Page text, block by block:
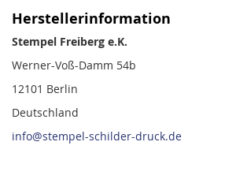
Herstellerinformation
Stempel Freiberg e.K.
Werner-Voß-Damm 54b
12101 Berlin
Deutschland
info@stempel-schilder-druck.de